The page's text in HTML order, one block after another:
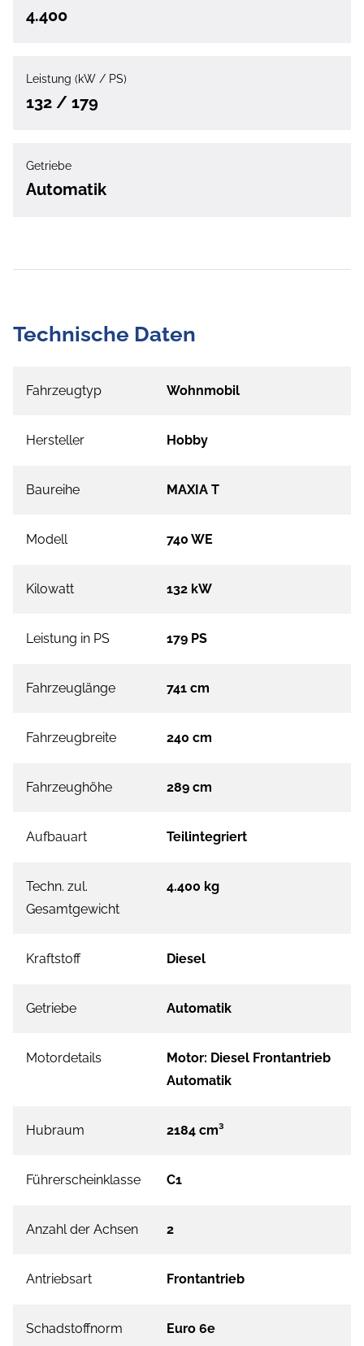
4.400
Leistung (kW / PS)
132 / 179
Getriebe
Automatik
Technische Daten
Fahrzeugtyp Wohnmobil
Hersteller Hobby
Baureihe MAXIA T
Modell 740 WE
Kilowatt 132 kW
Leistung in PS 179 PS
Fahrzeuglänge 741 cm
Fahrzeugbreite 240 cm
Fahrzeughöhe 289 cm
Aufbauart Teilintegriert
Techn. zul.
Gesamtgewicht
4.400 kg
Kraftstoff Diesel
Getriebe Automatik
Motordetails
Motor: Diesel Frontantrieb
Automatik
Hubraum 2184 cm³
Führerscheinklasse C1
Anzahl der Achsen 2
Antriebsart Frontantrieb
Schadstoffnorm Euro 6e